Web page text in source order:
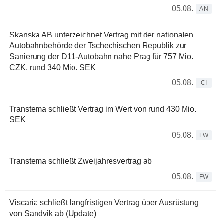
05.08.
AN
Skanska AB unterzeichnet Vertrag mit der nationalen
Autobahnbehörde der Tschechischen Republik zur
Sanierung der D11-Autobahn nahe Prag für 757 Mio.
CZK, rund 340 Mio. SEK
05.08.
CI
Transtema schließt Vertrag im Wert von rund 430 Mio.
SEK
05.08.
FW
Transtema schließt Zweijahresvertrag ab
05.08.
FW
Viscaria schließt langfristigen Vertrag über Ausrüstung
von Sandvik ab (Update)